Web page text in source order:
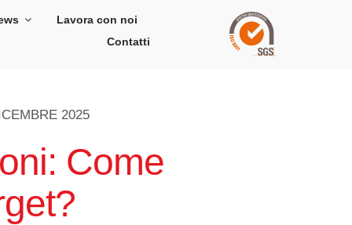
Lavora con noi
Contatti
2025
Come